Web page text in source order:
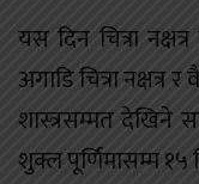
यस दिन चित्रा
अगाडि चित्रा नक्षत्र
शास्त्रसम्मत देखिने
शुक्ल पूर्णिमासम्म १५